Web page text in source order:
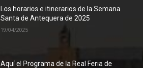
Los horarios e itinerarios de la Semana
Santa de Antequera de 2025
19/04/2025
Aquí el Programa de la Real Feria de